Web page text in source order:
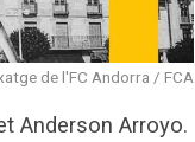
de l'FC Andorra / FCA
Anderson Arroyo.